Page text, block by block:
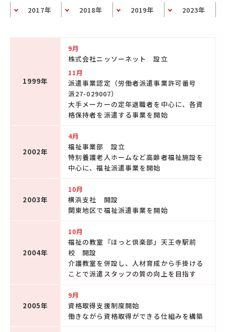
2017年 2018年 2019年 2023年
1999年
9月
株式会社ニッソーネット 設立
11月
派遣事業認定（労働者派遣事業許可番号
派27-029007）
大手メーカーの定年退職者を中心に、各資
格保持者を派遣する事業を開始
2002年
4月
福祉事業部 設立
特別養護老人ホームなど高齢者福祉施設を
中心に、福祉派遣事業を開始
2003年
10月
横浜支社 開設
関東地区で福祉派遣事業を開始
2004年
10月
福祉の教室『ほっと倶楽部』天王寺駅前
校 開設
介護教室を併設し、人材育成から手掛ける
ことで派遣スタッフの質の向上を目指す
2005年
9月
資格取得支援制度開始
働きながら資格取得ができる仕組みを構築